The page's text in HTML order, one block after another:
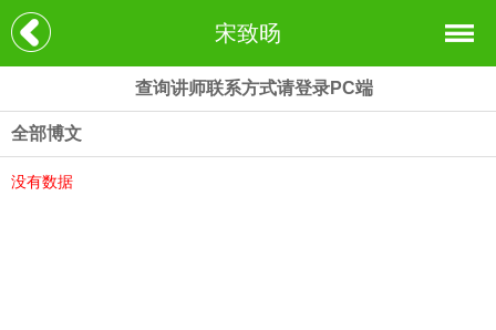
宋致旸
查询讲师联系方式请登录PC端
全部博文
没有数据